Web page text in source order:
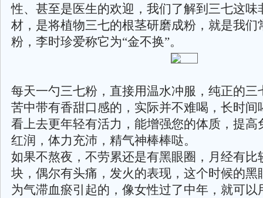
性、甚至是医生的欢迎，我们了解到三七这味
材，是将植物三七的根茎研磨成粉，就是我们
粉，李时珍爱称它为“金不换”。
每天一勺三七粉，直接用温水冲服，纯正的三
苦中带有香甜口感的，实际并不难喝，长时间
看上去更年轻有活力，能增强您的体质，提高
红润，体力充沛，精气神棒棒哒。
如果不熬夜，不劳累还是有黑眼圈，月经有比
块，偶尔有头痛，发火的表现，这个时候的黑
为气滞血瘀引起的，像女性过了中年，就可以